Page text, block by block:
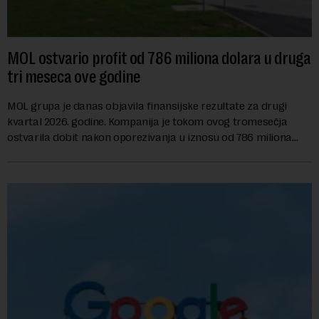
MOL ostvario profit od 786 miliona dolara u druga
tri meseca ove godine
MOL grupa je danas objavila finansijske rezultate za drugi
kvartal 2026. godine. Kompanija je tokom ovog tromesečja
ostvarila dobit nakon oporezivanja u iznosu od 786 miliona